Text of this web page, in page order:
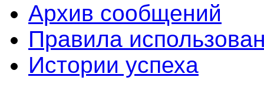
Архив сообщений
Правила
Истории успеха